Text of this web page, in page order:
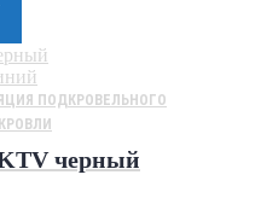
ПОДКРОВЕЛЬНОГО
черный